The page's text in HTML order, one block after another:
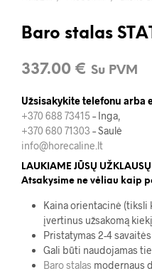
Baro stalas
337.00 € Su PVM
Užsisakykite telefonu arba
+370 688 73415 – Inga,
+370 680 71303 – Saulė
info@horecaline.lt
LAUKIAME JŪSŲ
Atsakysime ne vėliau kaip
Kaina orientacinė (tiksli
įvertinus užsakomą
Pristatymas 2-4 savaitės
Gali būti naudojamas
Baro stalas modernaus